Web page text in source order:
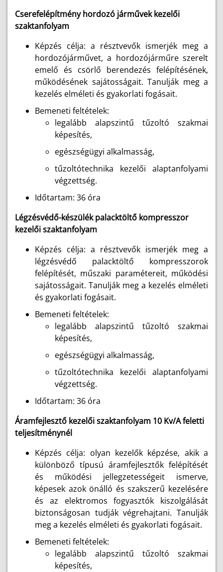
Cserefelépítmény hordozó járművek kezelői
szaktanfolyam
Képzés célja: a résztvevők ismerjék meg a
hordozójárművet, a hordozójárműre szerelt
emelő és csörlő berendezés felépítésének,
működésének sajátosságait. Tanulják meg a
kezelés elméleti és gyakorlati fogásait.
Bemeneti feltételek:
legalább alapszintű tűzoltó szakmai
képesítés,
egészségügyi alkalmasság,
tűzoltótechnika kezelői alaptanfolyami
végzettség.
Időtartam: 36 óra
Légzésvédő-készülék palacktöltő kompresszor
kezelői szaktanfolyam
Képzés célja: a résztvevők ismerjék meg a
légzésvédő palacktöltő kompresszorok
felépítését, műszaki paramétereit, működési
sajátosságait. Tanulják meg a kezelés elméleti
és gyakorlati fogásait.
Bemeneti feltételek:
legalább alapszintű tűzoltó szakmai
képesítés,
egészségügyi alkalmasság,
tűzoltótechnika kezelői alaptanfolyami
végzettség.
Időtartam: 36 óra
Áramfejlesztő kezelői szaktanfolyam 10 Kv/A feletti
teljesítménynél
Képzés célja: olyan kezelők képzése, akik a
különböző típusú áramfejlesztők felépítését
és működési jellegzetességeit ismerve,
képesek azok önálló és szakszerű kezelésére
és az elektromos fogyasztók kiszolgálását
biztonságosan tudják végrehajtani. Tanulják
meg a kezelés elméleti és gyakorlati fogásait.
Bemeneti feltételek:
legalább alapszintű tűzoltó szakmai
képesítés,